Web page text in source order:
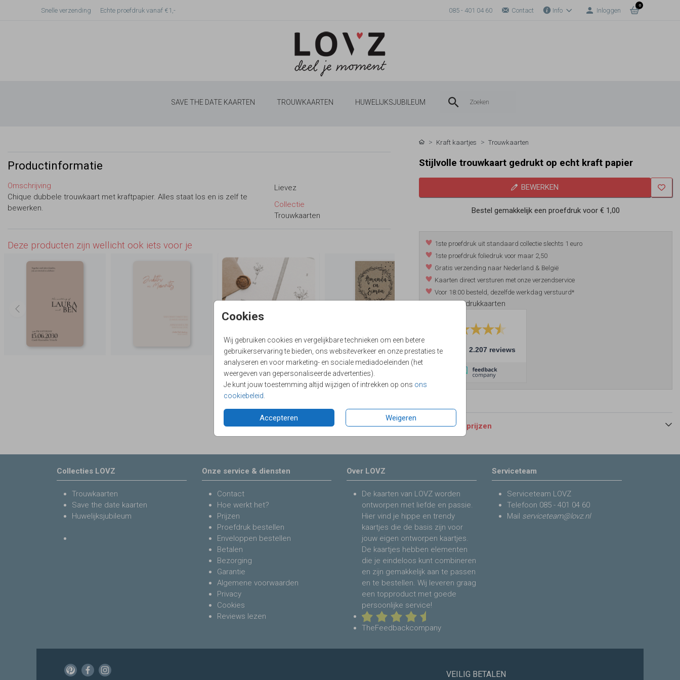
Snelle verzending Echte proefdruk vanaf €1,- 085 - 401 04 60 Contact Info Inloggen
0
SAVE THE DATE KAARTEN TROUWKAARTEN HUWELIJKSJUBILEUM
Cookies
Wij gebruiken cookies en vergelijkbare technieken om een betere
gebruikerservaring te bieden, ons websiteverkeer en onze prestaties te
analyseren en voor marketing- en sociale mediadoeleinden (het
weergeven van gepersonaliseerde advertenties).
Je kunt jouw toestemming altijd wijzigen of intrekken op ons ons
cookiebeleid
Accepteren Weigeren
Productinformatie
Omschrijving
Chique dubbele trouwkaart met kraftpapier. Alles staat los en is zelf te
bewerken.
Lievez
Collectie
Trouwkaarten
Deze producten zijn wellicht ook iets voor je
Kraft kaartjes Trouwkaarten
Stijlvolle trouwkaart gedrukt op echt kraft papier
BEWERKEN
Bestel gemakkelijk een proefdruk voor€ 1,00
1ste proefdruk uit standaard collectie slechts 1 euro
1ste proefdruk foliedruk voor maar 2,50
Gratis verzending naar Nederland & België
Kaarten direct versturen met onze verzendservice
Voor 18:00 besteld, dezelfde werkdag verstuurd*
*m.u.v. foliedrukkaarten
9.4 2.207 reviews
Formaten en prijzen
Collecties LOVZ
Trouwkaarten
Save the date kaarten
Huwelijksjubileum
Onze service & diensten
Contact
Hoe werkt het?
Prijzen
Proefdruk bestellen
Enveloppen bestellen
Betalen
Bezorging
Garantie
Algemene voorwaarden
Privacy
Cookies
Reviews lezen
Over LOVZ
De kaarten van LOVZ worden
ontworpen met liefde en passie.
Hier vind je hippe en trendy
kaartjes die de basis zijn voor
jouw eigen ontworpen kaartjes.
De kaartjes hebben elementen
die je eindeloos kunt combineren
en zijn gemakkelijk aan te passen
en te bestellen. Wij leveren graag
een topproduct met goede
persoonlijke service!
TheFeedbackcompany
Serviceteam
Serviceteam LOVZ
Telefoon 085 - 401 04 60
Mail serviceteam@lovz.nl
VEILIG BETALEN